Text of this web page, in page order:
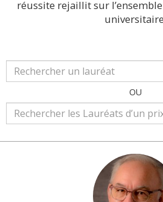
réussite rejaillit sur
OU